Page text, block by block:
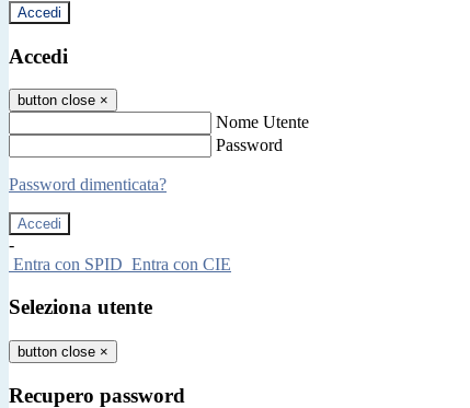
Accedi
Accedi
button close ×
Nome Utente
Password
Password dimenticata?
-
Entra con SPID Entra con CIE
Seleziona utente
button close ×
Recupero password